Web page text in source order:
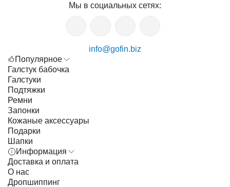
Мы в социальных сетях:
info@gofin.biz
Популярное
Галстук бабочка
Галстуки
Подтяжки
Ремни
Запонки
Кожаные аксессуары
Подарки
Шапки
Информация
Доставка и оплата
О нас
Дропшиппинг